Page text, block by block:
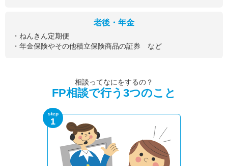
老後・年金
・ねんきん定期便
・年金保険やその他積立保険商品の証券 など
相談ってなにをするの？
FP相談で行う3つのこと
step
1